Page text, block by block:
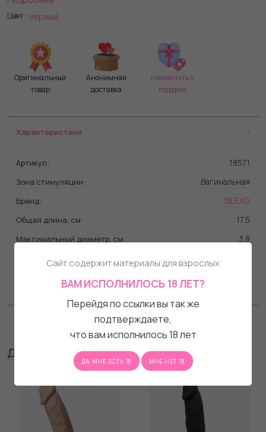
упругость, высокую гибкость фаллоимитатору и магические
ощущения и большую эластичность.
Материал не содержит фталатов и латекса. Безопасен для
организма, не вызывает аллергических реакций, непористый
и долговечный.
Цвет: черный
Оригинальный
товар
Анонимная
доставка
Намекнуть о
подарке
Характеристики
Артикул: 18571
Зона стимуляции: Вагинальная
Бренд: SILEXD
Общая длина, см: 17.5
Максимальный диаметр, см: 3.8
Вибрация:
Другие товары бренда
Сайт содержит материалы для взрослых
ВАМ ИСПОЛНИЛОСЬ 18 ЛЕТ?
Перейдя по ссылки вы так же
подтверждаете,
что вам исполнилось 18 лет
ДА, МНЕ ЕСТЬ 18 МНЕ НЕТ 18